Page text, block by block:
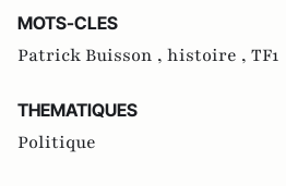
MOTS-CLES
Patrick Buisson , histoire , TF1
THEMATIQUES
Politique